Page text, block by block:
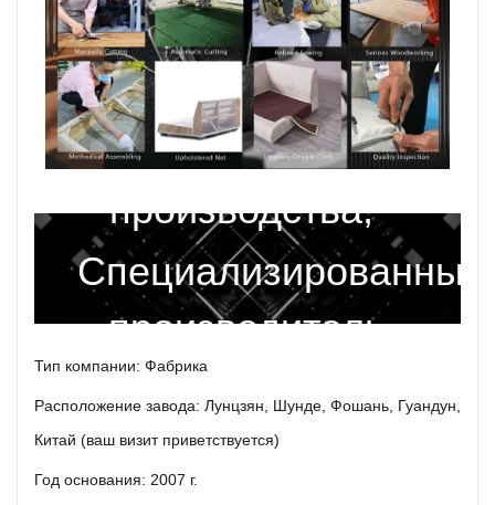
14 лет опыта
производства,
Специализированный
производитель
диванов
Тип компании: Фабрика
Расположение завода: Лунцзян, Шунде, Фошань, Гуандун,
Китай (ваш визит приветствуется)
Год основания: 2007 г.